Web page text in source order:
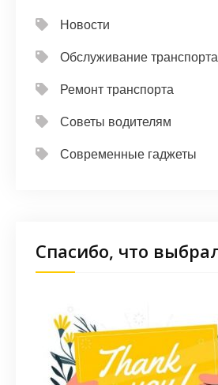
Новости
Обслуживание транспорта
Ремонт транспорта
Советы водителям
Современные гаджеты
Спасибо, что